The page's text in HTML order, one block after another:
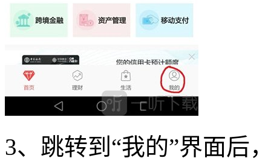
3、跳转到“我的”界面后